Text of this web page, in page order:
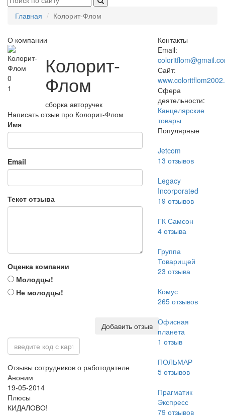
Главная Колорит-Флом
О компании
0
1
Колорит-
Флом
сборка авторучек
Написать отзыв про Колорит-Флом
Имя
Email
Текст отзыва
Оценка компании
Молодцы!
Не молодцы!
Добавить отзыв
Отзывы сотрудников о работодателе
Аноним
19-05-2014
Плюсы
КИДАЛОВО!
Контакты
Email:
Сайт:
Сфера
деятельности:
Канцелярские
товары
Популярные
Jetcom
13 отзывов
Legacy
Incorporated
19 отзывов
ГК Самсон
4отзыва
Группа
Товарищей
23 отзыва
Комус
265отзывов
Офисная
планета
1 отзыв
ПОЛЬМАР
5отзывов
Прагматик
Экспресс
79 отзывов